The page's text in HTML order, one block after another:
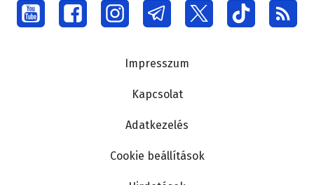
Social
menu
Impresszum
Kapcsolat
Adatkezelés
Cookie beállítások